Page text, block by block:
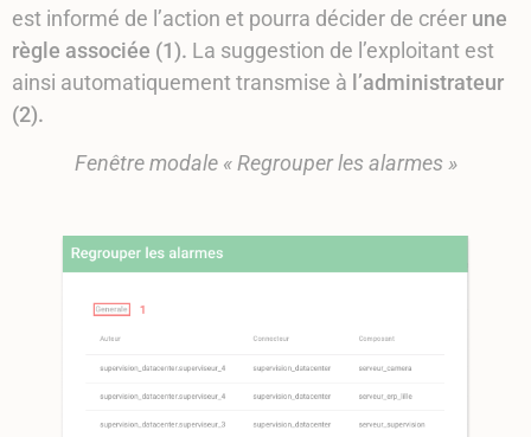
est informé de l’action et pourra décider de créer une
règle associée (1). La suggestion de l’exploitant est
ainsi automatiquement transmise à l’administrateur
(2).
Fenêtre modale « Regrouper les alarmes »